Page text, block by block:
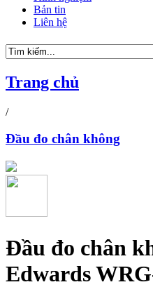
Bản tin
Liên hệ
Trang chủ
/
Đầu đo chân không
Đầu đo chân
Edwards